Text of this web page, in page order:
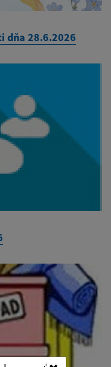
dňa 28.6.2026